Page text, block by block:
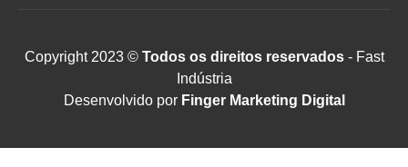
Copyright 2023 ©Todos os direitos reservados- Fast
Indústria
Desenvolvido por Finger Marketing Digital